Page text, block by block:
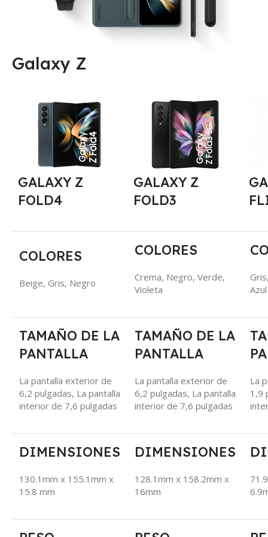
Galaxy Z
GALAXY Z
FOLD4
GALAXY Z
FOLD3
COLORES
Beige, Gris, Negro
COLORES
Crema, Negro, Verde,
Violeta
Azul
TAMAÑO DE LA
PANTALLA
La pantalla exterior de
6,2 pulgadas, La pantalla
interior de 7,6 pulgadas
TAMAÑO DE LA
PANTALLA
La pantalla exterior de
6,2 pulgadas, La pantalla
interior de 7,6 pulgadas
La
1,9
DIMENSIONES
130.1mm x 155.1mm x
15.8 mm
DIMENSIONES
128.1mm x 158.2mm x
16mm